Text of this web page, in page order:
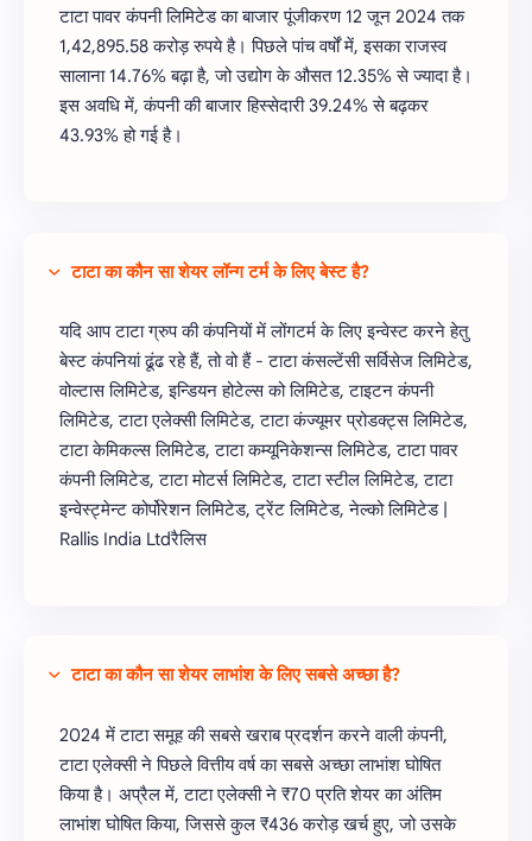
टाटा पावर कंपनी लिमिटेड का बाजार पूंजीकरण 12 जून 2024 तक
1,42,895.58 करोड़ रुपये है। पिछले पांच वर्षों में, इसका राजस्व
सालाना 14.76% बढ़ा है, जो उद्योग के औसत 12.35% से ज्यादा है।
इस अवधि में, कंपनी की बाजार हिस्सेदारी 39.24% से बढ़कर
43.93% हो गई है।
टाटा का कौन सा शेयर लॉन्ग टर्म के लिए बेस्ट है?
यदि आप टाटा ग्रुप की कंपनियों में लोंगटर्म के लिए इन्वेस्ट करने हेतु
बेस्ट कंपनियां ढूंढ रहे हैं, तो वो हैं - टाटा कंसल्टेंसी सर्विसेज लिमिटेड,
वोल्टास लिमिटेड, इन्डियन होटेल्स को लिमिटेड, टाइटन कंपनी
लिमिटेड, टाटा एलेक्सी लिमिटेड, टाटा कंज्यूमर प्रोडक्ट्स लिमिटेड,
टाटा केमिकल्स लिमिटेड, टाटा कम्यूनिकेशन्स लिमिटेड, टाटा पावर
कंपनी लिमिटेड, टाटा मोटर्स लिमिटेड, टाटा स्टील लिमिटेड, टाटा
इन्वेस्ट्मेन्ट कोर्पोरेशन लिमिटेड, ट्रेंट लिमिटेड, नेल्को लिमिटेड |
Rallis India Ltdरैलिस
टाटा का कौन सा शेयर लाभांश के लिए सबसे अच्छा है?
2024 में टाटा समूह की सबसे खराब प्रदर्शन करने वाली कंपनी,
टाटा एलेक्सी ने पिछले वित्तीय वर्ष का सबसे अच्छा लाभांश घोषित
किया है। अप्रैल में, टाटा एलेक्सी ने ₹70 प्रति शेयर का अंतिम
लाभांश घोषित किया, जिससे कुल ₹436 करोड़ खर्च हुए, जो उसके